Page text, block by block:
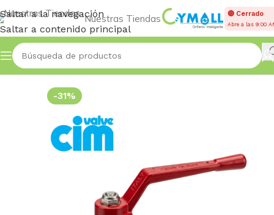
Saltar a la navegación
Saltar a contenido principal
Nuestras Tiendas 🔴 Cerrado
Abre a las 9:00
Inicio VÁLVULAS Esféricas
-31%